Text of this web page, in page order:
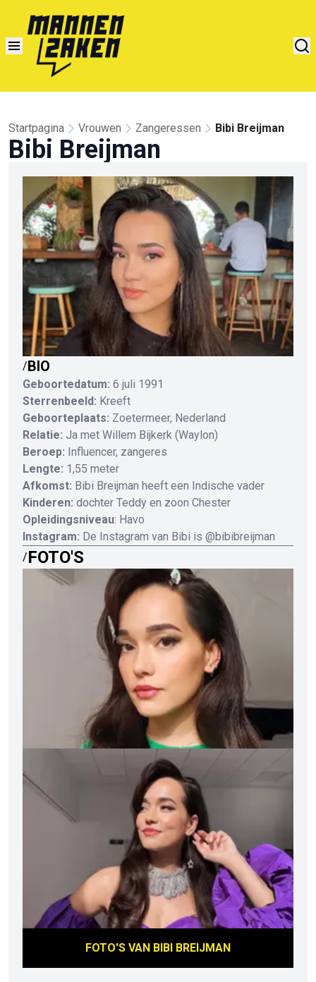
Startpagina Vrouwen Zangeressen Bibi Breijman
Bibi Breijman
/BIO
Geboortedatum: 6 juli 1991
Sterrenbeeld: Kreeft
Geboorteplaats: Zoetermeer, Nederland
Relatie: Ja met Willem Bijkerk (Waylon)
Beroep: Influencer, zangeres
Lengte: 1,55 meter
Afkomst: Bibi Breijman heeft een Indische vader
Kinderen: dochter Teddy en zoon Chester
Opleidingsniveau: Havo
Instagram: De Instagram van Bibi is @bibibreijman
/FOTO'S
FOTO'S VAN BIBI BREIJMAN